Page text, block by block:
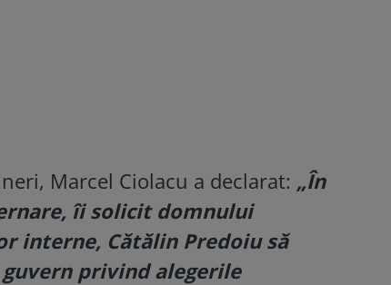
Marcel Ciolacu a declarat: „În
îi solicit domnului
interne, Cătălin Predoiu să
privind alegerile